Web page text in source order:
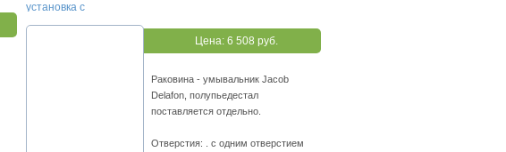
установка с
Цена: 6 508 руб.
Раковина - умывальник Jacob
Delafon, полупьедестал
поставляется отдельно.
Отверстия: . с одним отверстием